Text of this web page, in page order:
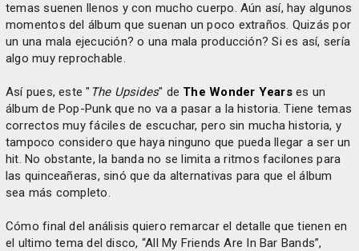
temas suenen llenos y con mucho cuerpo. Aún así, hay algunos
momentos del álbum que suenan un poco extraños. Quizás por
un una mala ejecución? o una mala producción? Si es así, sería
algo muy reprochable.
Así pues, este " The Upsides" de The Wonder Yearses un
álbum de Pop-Punk que no va a pasar a la historia. Tiene temas
correctos muy fáciles de escuchar, pero sin mucha historia, y
tampoco considero que haya ninguno que pueda llegar a ser un
hit. No obstante, la banda no se limita a ritmos facilones para
las quinceañeras, sinó que da alternativas para que el álbum
sea más completo.
Cómo final del análisis quiero remarcar el detalle que tienen en
el ultimo tema del disco, “All My Friends Are In Bar Bands”,